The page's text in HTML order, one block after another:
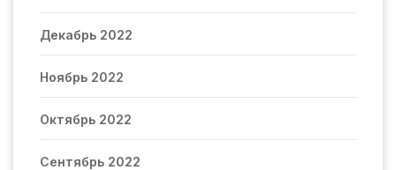
Декабрь 2022
Ноябрь 2022
Октябрь 2022
Сентябрь 2022